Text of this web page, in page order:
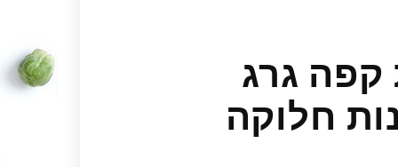
קפה גרג
חלוקה